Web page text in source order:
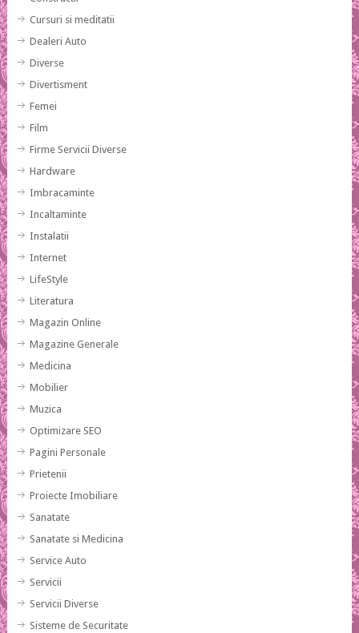
Cursuri si meditatii
Dealeri Auto
Diverse
Divertisment
Femei
Film
Firme Servicii Diverse
Hardware
Imbracaminte
Incaltaminte
Instalatii
Internet
LifeStyle
Literatura
Magazin Online
Magazine Generale
Medicina
Mobilier
Muzica
Optimizare SEO
Pagini Personale
Prietenii
Proiecte Imobiliare
Sanatate
Sanatate si Medicina
Service Auto
Servicii
Servicii Diverse
Sisteme de Securitate